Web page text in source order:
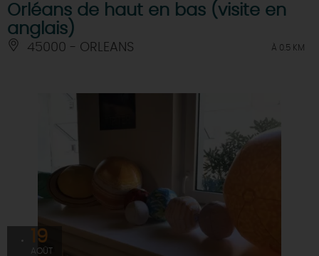
Orléans de haut en bas (visite en
anglais)
45000 - ORLEANS À 0.5 KM
19
AOÛT